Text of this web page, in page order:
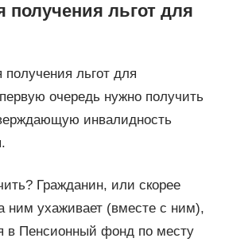
получения льгот для
льгот для
очередь нужно получить
инвалидность
Гражданин, или скорее
ним ухаживает (вместе с ним),
в Пенсионный фонд по месту